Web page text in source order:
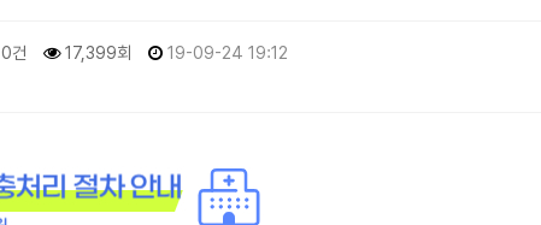
증명서발급 안내
0건 17,399회 19-09-24 19:12